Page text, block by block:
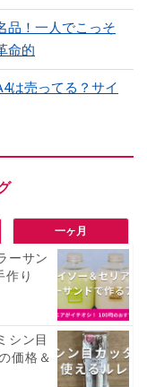
品！一人でこっそ
命的
は売ってる？サイ
一ヶ月
ーサン
作り
シン目
価格＆